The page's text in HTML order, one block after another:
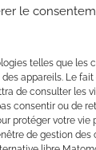
le
telles que les
appareils. Le
de consulter les
consentir ou de
protéger votre vie
de gestion des